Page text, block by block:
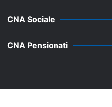
CNA Sociale
CNA Pensionati